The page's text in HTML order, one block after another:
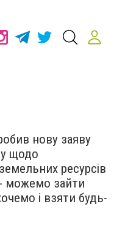
нову заяву
щодо
ресурсів
можемо зайти
і взяти будь-